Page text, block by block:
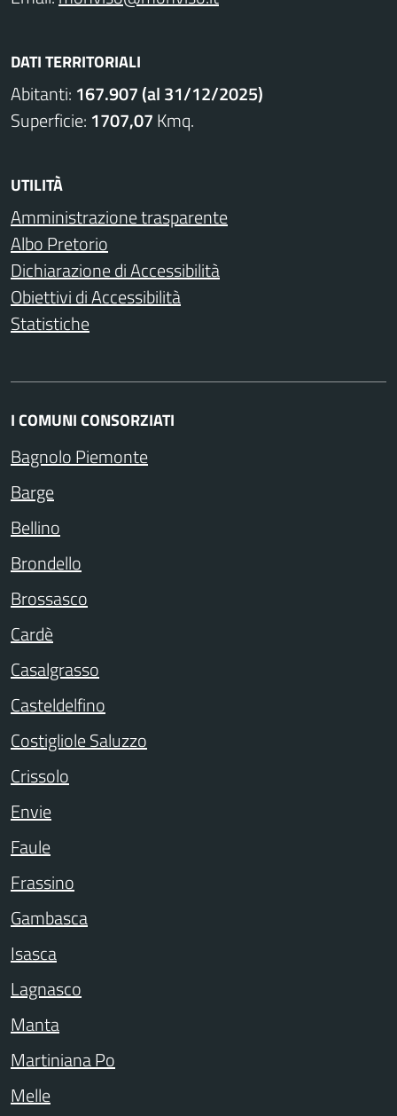
DATI TERRITORIALI
Abitanti: 167.907 (al 31/12/2025)
Superficie: 1707,07Kmq.
UTILITÀ
Amministrazione trasparente
Albo Pretorio
Dichiarazione di Accessibilità
Obiettivi di Accessibilità
Statistiche
I COMUNI CONSORZIATI
Bagnolo Piemonte
Barge
Bellino
Brondello
Brossasco
Cardè
Casalgrasso
Casteldelfino
Costigliole Saluzzo
Crissolo
Envie
Faule
Frassino
Gambasca
Isasca
Lagnasco
Manta
Martiniana Po
Melle